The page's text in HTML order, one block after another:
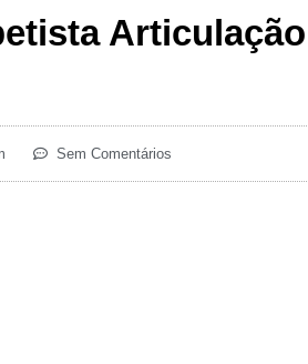
Sem Comentários